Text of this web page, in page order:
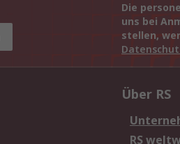
Die
uns bei
stellen,
Über RS
RS